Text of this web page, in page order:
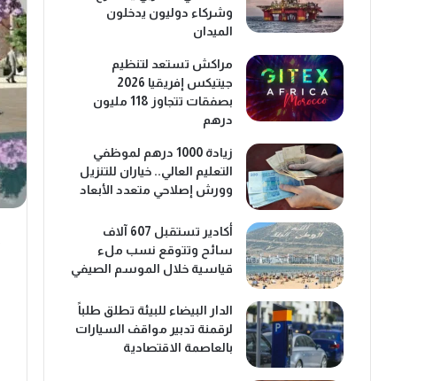
وشركاء دوليون يدخلون
الميدان
مراكش تستعد لتنظيم
جيتيكس إفريقيا 2026
بصفقات تتجاوز 118 مليون
درهم
زيادة 1000 درهم لموظفي
التعليم العالي.. خياران للتنزيل
وورش إصلاحي متعدد الأبعاد
أكادير تستقبل 607 آلاف
سائح وتتوقع نسب ملء
قياسية خلال الموسم الصيفي
الدار البيضاء للبيئة تطلق طلباً
لرقمنة تدبير مواقف السيارات
بالعاصمة الاقتصادية